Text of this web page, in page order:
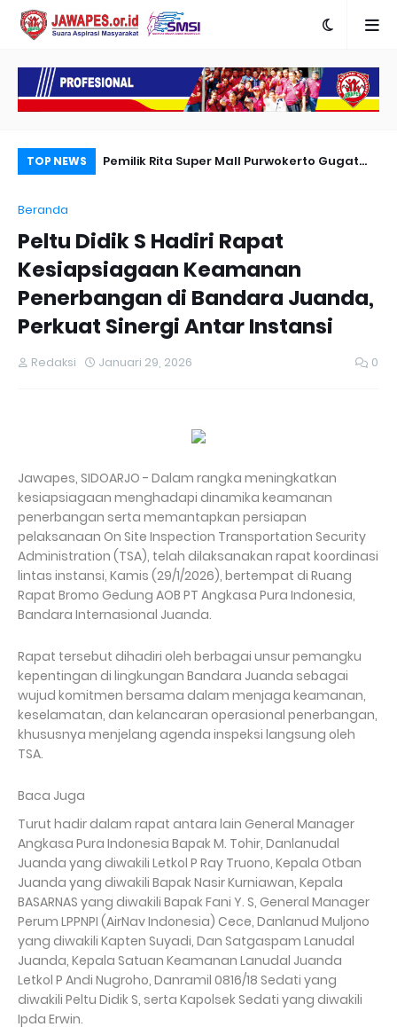
TOP NEWS
Peradapan
Pemilik Rita Super Mall Purwokerto Gugat
Beranda
Peltu Didik S Hadiri Rapat
Kesiapsiagaan Keamanan
Penerbangan di Bandara Juanda,
Perkuat Sinergi Antar Instansi
Redaksi Januari 29, 2026 0
Jawapes, SIDOARJO - Dalam rangka meningkatkan
kesiapsiagaan menghadapi dinamika keamanan
penerbangan serta memantapkan persiapan
pelaksanaan On Site Inspection Transportation Security
Administration (TSA), telah dilaksanakan rapat koordinasi
lintas instansi, Kamis (29/1/2026), bertempat di Ruang
Rapat Bromo Gedung AOB PT Angkasa Pura Indonesia,
Bandara Internasional Juanda.
Rapat tersebut dihadiri oleh berbagai unsur pemangku
kepentingan di lingkungan Bandara Juanda sebagai
wujud komitmen bersama dalam menjaga keamanan,
keselamatan, dan kelancaran operasional penerbangan,
khususnya menjelang agenda inspeksi langsung oleh
TSA.
Baca Juga
Turut hadir dalam rapat antara lain General Manager
Angkasa Pura Indonesia Bapak M. Tohir, Danlanudal
Juanda yang diwakili Letkol P Ray Truono, Kepala Otban
Juanda yang diwakili Bapak Nasir Kurniawan, Kepala
BASARNAS yang diwakili Bapak Fani Y. S, General Manager
Perum LPPNPI (AirNav Indonesia) Cece, Danlanud Muljono
yang diwakili Kapten Suyadi, Dan Satgaspam Lanudal
Juanda, Kepala Satuan Keamanan Lanudal Juanda
Letkol P Andi Nugroho, Danramil 0816/18 Sedati yang
diwakili Peltu Didik S, serta Kapolsek Sedati yang diwakili
Ipda Erwin.